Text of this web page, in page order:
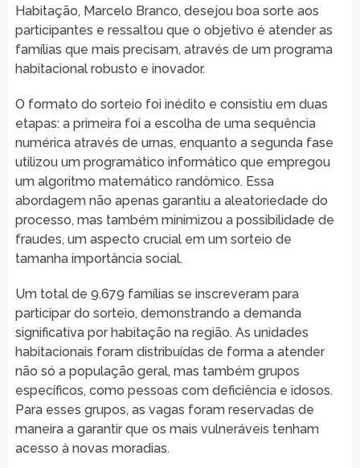
Habitação, Marcelo Branco, desejou boa sorte aos
participantes e ressaltou que o objetivo é atender as
famílias que mais precisam, através de um programa
habitacional robusto e inovador.
O formato do sorteio foi inédito e consistiu em duas
etapas: a primeira foi a escolha de uma sequência
numérica através de urnas, enquanto a segunda fase
utilizou um programático informático que empregou
um algoritmo matemático randômico. Essa
abordagem não apenas garantiu a aleatoriedade do
processo, mas também minimizou a possibilidade de
fraudes, um aspecto crucial em um sorteio de
tamanha importância social.
Um total de 9.679 famílias se inscreveram para
participar do sorteio, demonstrando a demanda
significativa por habitação na região. As unidades
habitacionais foram distribuídas de forma a atender
não só a população geral, mas também grupos
específicos, como pessoas com deficiência e idosos.
Para esses grupos, as vagas foram reservadas de
maneira a garantir que os mais vulneráveis tenham
acesso à novas moradias.